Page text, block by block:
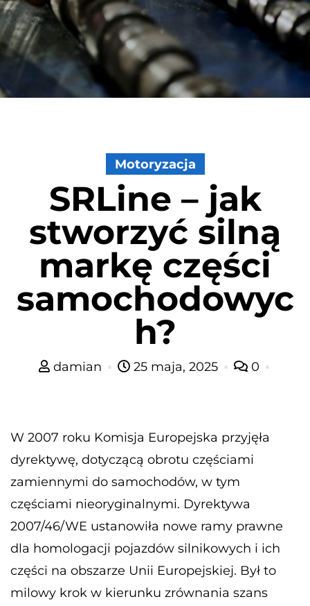
Motoryzacja
SRLine – jak
stworzyć silną
markę części
samochodowyc
h?
damian 25 maja, 2025 0
W 2007 roku Komisja Europejska przyjęła
dyrektywę, dotyczącą obrotu częściami
zamiennymi do samochodów, w tym
częściami nieoryginalnymi. Dyrektywa
2007/46/WE ustanowiła nowe ramy prawne
dla homologacji pojazdów silnikowych i ich
części na obszarze Unii Europejskiej. Był to
milowy krok w kierunku zrównania szans